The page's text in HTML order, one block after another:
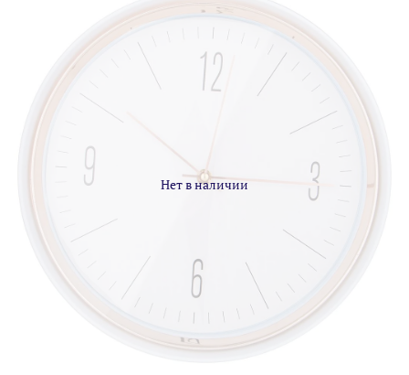
Нет в наличии